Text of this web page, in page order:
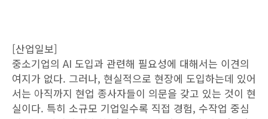
[산업일보]
중소기업의 AI 도입과 관련해 필요성에 대해서는 이견의
여지가 없다. 그러나, 현실적으로 현장에 도입하는데 있어
서는 아직까지 현업 종사자들이 의문을 갖고 있는 것이 현
실이다. 특히 소규모 기업일수록 직접 경험, 수작업 중심